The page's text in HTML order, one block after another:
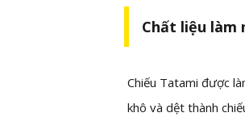
Chất liệu làm
Chiếu Tatami được
khô và dệt thành